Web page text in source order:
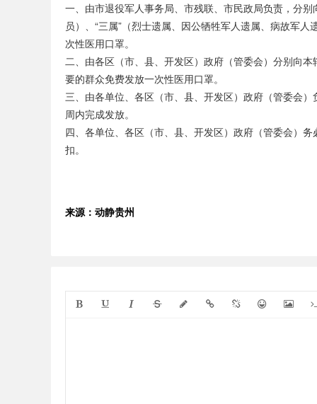
一、由市退役军人事务局、市残联、市民政局负责，分
员）、“三属”（烈士遗属、因公牺牲军人遗属、病故军
次性医用口罩。
二、由各区（市、县、开发区）政府（管委会）分别向
要的群众免费发放一次性医用口罩。
三、由各单位、各区（市、县、开发区）政府（管委会
周内完成发放。
四、各单位、各区（市、县、开发区）政府（管委会）
扣。
来源：动静贵州